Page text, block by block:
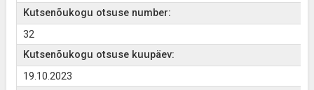
Kutsenõukogu otsuse number:
32
Kutsenõukogu otsuse kuupäev:
19.10.2023